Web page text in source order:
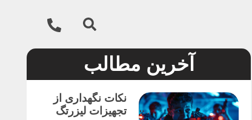
آخرین مطالب
نکات نگهداری از
تجهیزات لیزرتگ